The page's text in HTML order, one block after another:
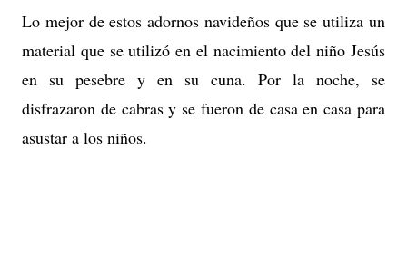
Lo mejor de estos adornos navideños que se utiliza un
material que se utilizó en el nacimiento del niño Jesús
en su pesebre y en su cuna. Por la noche, se
disfrazaron de cabras y se fueron de casa en casa para
asustar a los niños.